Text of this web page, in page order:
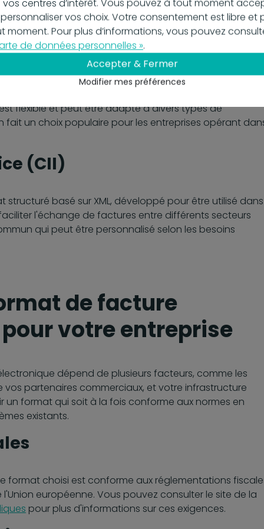
de gestion. C'est un choix idéal pour les
transition en douceur entre le papier et le numérique.
(UBL)
flexible et peut être adapté à divers types de
un choix populaire pour les entreprises opérant
(CII)
structuré basé sur XML, développé pour être utilisé dans
l'échange de factures entre différents secteurs
qui peut être personnalisé selon les besoins
de facture
votre entreprise
dépend de plusieurs facteurs, comme les
vos partenaires commerciaux, et votre infrastructure
un format qui soit à la fois conforme aux normes en
existants.
format choisi est conforme aux réglementations
européenne. Vous pouvez consulter le site de la
pour plus d'informations sur ces exigences.
vos choix. Votre consentement est libre et
moment. Pour plus d’informations, vous pouvez
de données personnelles ».
Accepter & Fermer
Modifier mes préférences